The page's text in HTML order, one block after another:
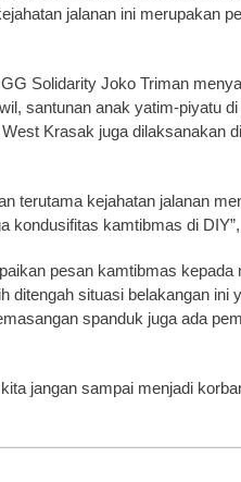
jalanan ini merupakan
Solidarity Joko Triman
santunan anak yatim-piyatu
Krasak juga dilaksanakan
terutama kejahatan jalanan
kamtibmas di
pesan kamtibmas
ditengah situasi belakangan ini
spanduk juga ada
jangan sampai menjadi